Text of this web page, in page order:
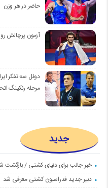
حاضر در هر وزن
آزمون پرچالش
دوئل سه تفکر
مرحله رنکینگ
جدید
خبر جالب برای دنیای کشتی / بازگشت
دبیر جدید فدراسیون کشتی معرفی شد